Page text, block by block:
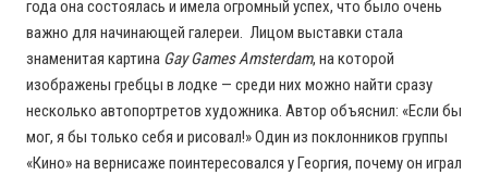
года она состоялась и имела огромный успех, что было очень
важно для начинающей галереи. Лицом выставки стала
знаменитая картина Gay Games Amsterdam, на которой
изображены гребцы в лодке — среди них можно найти сразу
несколько автопортретов художника. Автор объяснил: «Если бы
мог, я бы только себя и рисовал!» Один из поклонников группы
«Кино» на вернисаже поинтересовался у Георгия, почему он играл